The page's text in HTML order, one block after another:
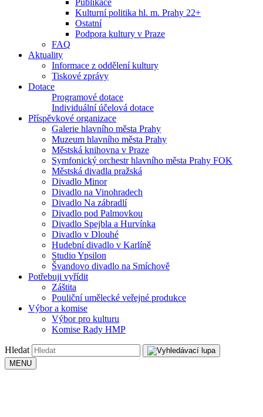
Publikace
Kulturní politika hl. m. Prahy 22+
Ostatní
Podpora kultury v Praze
FAQ
Aktuality
Informace z oddělení kultury
Tiskové zprávy
Dotace
Programové dotace
Individuální účelová dotace
Příspěvkové organizace
Galerie hlavního města Prahy
Muzeum hlavního města Prahy
Městská knihovna v Praze
Symfonický orchestr hlavního města Prahy FOK
Městská divadla pražská
Divadlo Minor
Divadlo na Vinohradech
Divadlo Na zábradlí
Divadlo pod Palmovkou
Divadlo Spejbla a Hurvínka
Divadlo v Dlouhé
Hudební divadlo v Karlíně
Studio Ypsilon
Švandovo divadlo na Smíchově
Potřebuji vyřídit
Záštita
Pouliční umělecké veřejné produkce
Výbor a komise
Výbor pro kulturu
Komise Rady HMP
Hledat
MENU